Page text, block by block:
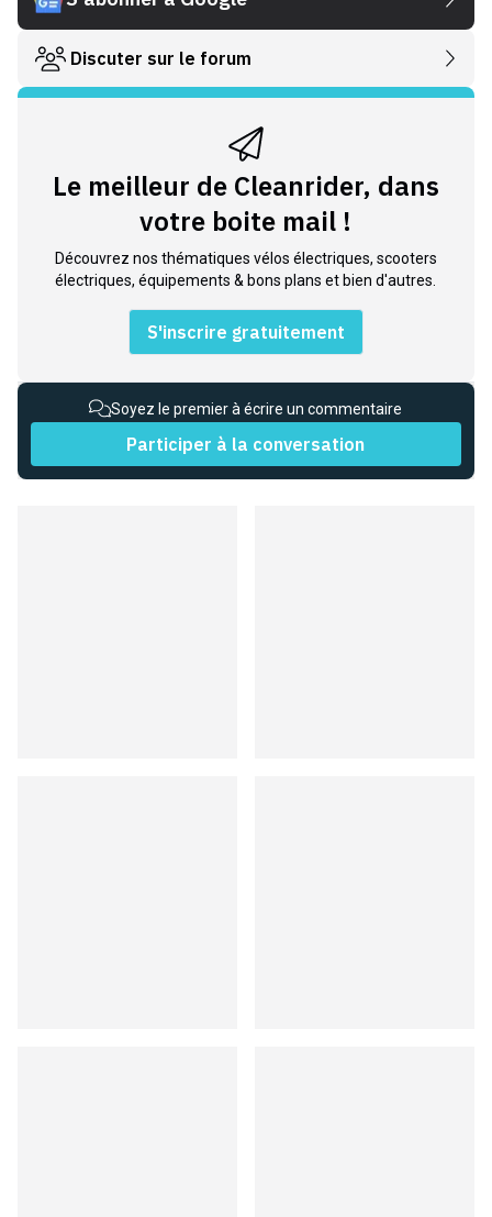
Discuter sur le forum
Le meilleur de Cleanrider, dans
votre boite mail !
Découvrez nos thématiques vélos électriques, scooters
électriques, équipements & bons plans et bien d'autres.
S'inscrire gratuitement
Soyez le premier à écrire un commentaire
Participer à la conversation